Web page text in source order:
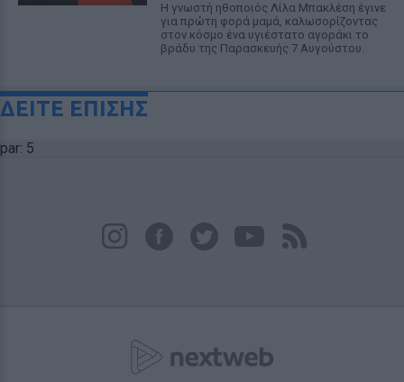
Η γνωστή ηθοποιός Λίλα Μπακλέση έγινε
για πρώτη φορά μαμά, καλωσορίζοντας
στον κόσμο ένα υγιέστατο αγοράκι το
βράδυ της Παρασκευής 7 Αυγούστου.
ΔΕΙΤΕ ΕΠΙΣΗΣ
par: 5